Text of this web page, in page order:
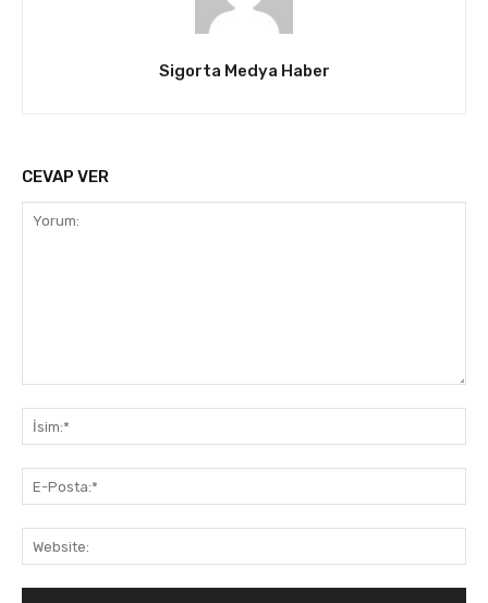
Sigorta Medya Haber
CEVAP VER